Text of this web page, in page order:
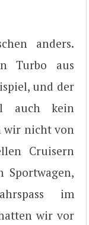
anders.
Turbo aus
und der
auch kein
wir nicht von
Cruisern
Sportwagen,
im
wir vor